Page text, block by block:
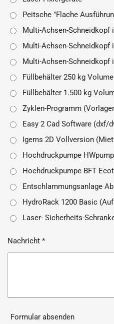
Peitsche "Flache
Multi-Achsen-Schneidkopf
Multi-Achsen-Schneidkopf
Multi-Achsen-Schneidkopf
Füllbehälter 250 kg
Füllbehälter 1.500 kg
Zyklen-Programm
Easy 2 Cad Software (dxf/
Igems 2D Vollversion
Hochdruckpumpe HWpump
Hochdruckpumpe BFT
Entschlammungsanlage
HydroRack 1200 Basic
Laser- Sicherheits-
Nachricht *
Formular absenden